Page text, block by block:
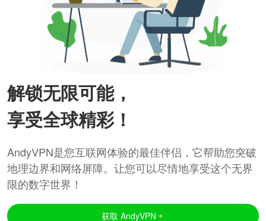
解锁无限可能，
享受全球精彩！
AndyVPN是您互联网体验的最佳伴侣，它帮助您突破
地理边界和网络屏障。让您可以尽情地享受这个无界
限的数字世界！
获取 AndyVPN